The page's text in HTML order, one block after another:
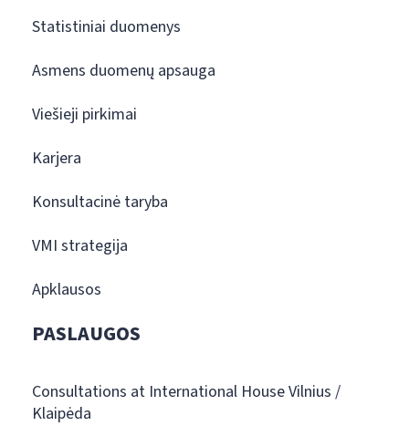
Statistiniai duomenys
Asmens duomenų apsauga
Viešieji pirkimai
Karjera
Konsultacinė taryba
VMI strategija
Apklausos
PASLAUGOS
Consultations at International House Vilnius /
Klaipėda